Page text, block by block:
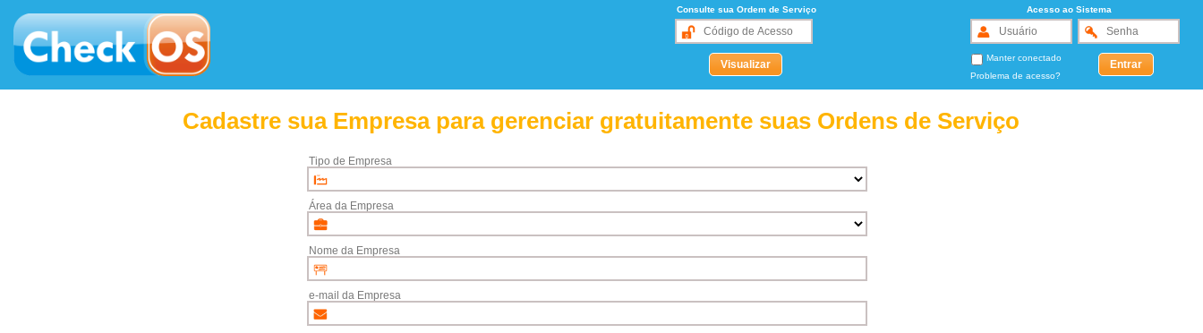
Consulte sua Ordem de Serviço Acesso ao Sistema
Manter conectado
Problema de acesso?
Cadastre sua Empresa para gerenciar gratuitamente suas Ordens de Serviço
Tipo de Empresa
Área da Empresa
Nome da Empresa
e-mail da Empresa